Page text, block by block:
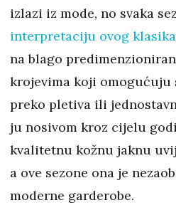
izlazi iz mode, no svaka
interpretaciju ovog
na blago
krojevima koji omogućuju
preko pletiva ili
ju nosivom kroz cijelu
kvalitetnu kožnu jaknu
a ove sezone ona je
moderne garderobe.